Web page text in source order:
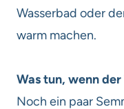
Wasserbad oder
warm machen.
Was tun, wenn
Noch ein paar